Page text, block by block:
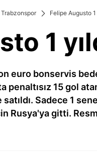
Trabzonspor Felipe Augusto 1
1
euro bonservis
15 gol
Sadece 1
Rusya'ya gitti.